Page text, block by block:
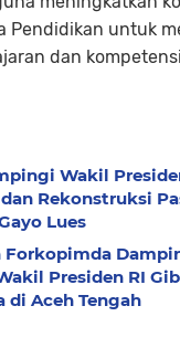
Pendidikan untuk
dan
Wakil
Rekonstruksi
Lues
Forkopimda
Presiden RI
di Aceh Tengah